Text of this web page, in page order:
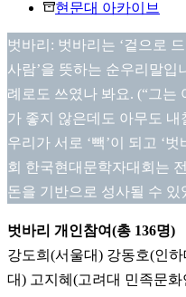
현문대 아카이브
벗바리: 벗바리는 ‘겉으로
사람’을 뜻하는 순우리말입
례로도 쓰였나 봐요. (“그는
가 좋지 않은데도 아무도 내
우리가 서로 ‘빽’이 되고 ‘
회 한국현대문학자대회는
돈을 기반으로 성사될 수 있
벗바리 개인참여(총 136명)
강도희(서울대) 강동호(인
대) 고지혜(고려대 민족문